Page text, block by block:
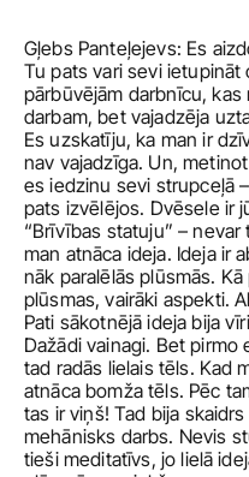
Gļebs Panteļejevs: Es
Tu pats vari sevi ietupināt
pārbūvējām darbnīcu,
darbam, bet vajadzēja
Es uzskatīju, ka man ir
nav vajadzīga. Un,
es iedzinu sevi strupceļā
pats izvēlējos. Dvēsele ir
“Brīvības statuju” –
man atnāca ideja. Ideja ir
nāk paralēlās plūsmās.
plūsmas, vairāki aspekti.
Pati sākotnējā ideja bija
Dažādi vainagi. Bet
tad radās lielais tēls. Kad
atnāca bomža tēls. Pēc
tas ir viņš! Tad bija
mehānisks darbs. Nevis
tieši meditatīvs, jo lielā